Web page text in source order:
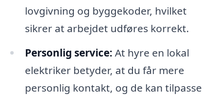
lovgivning og byggekoder, hvilket
sikrer at arbejdet udføres korrekt.
Personlig service: At hyre en lokal
elektriker betyder, at du får mere
personlig kontakt, og de kan tilpasse